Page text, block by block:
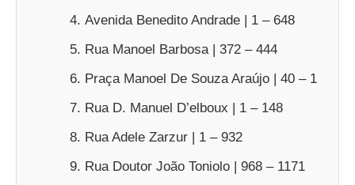
Avenida Benedito Andrade | 1 – 648
Rua Manoel Barbosa | 372 – 444
Praça Manoel De Souza Araújo | 40 – 1
Rua D. Manuel D’elboux | 1 – 148
Rua Adele Zarzur | 1 – 932
Rua Doutor João Toniolo | 968 – 1171